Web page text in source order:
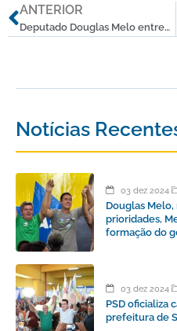
Anterior
ANTERIOR
Deputado Douglas Melo entrega novo veículo à Prefeitura de Paraopeba
Notícias
03 dez 2024
Douglas
prioridades,
formação do
03 dez 2024
PSD oficializa
prefeitura de